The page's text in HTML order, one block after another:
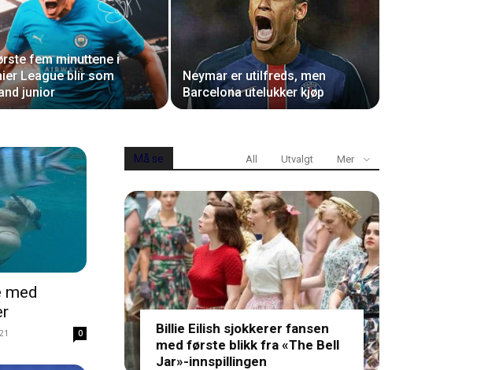
fem minuttene i
League blir som
junior
Neymar er utilfreds, men
Barcelona utelukker kjøp
med
0
Må se All Utvalgt Mer
Billie Eilish sjokkerer fansen
med første blikk fra «The Bell
Jar»-innspillingen